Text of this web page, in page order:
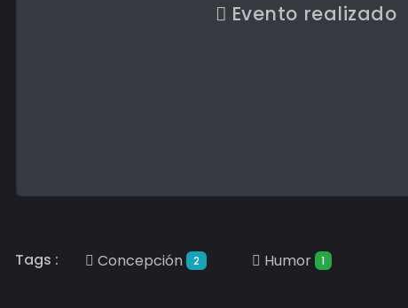
Evento realizado
Tags : Concepción 2 Humor 1